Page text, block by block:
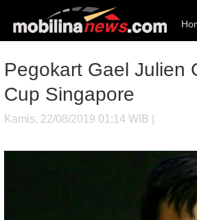
Pegokart Gael Julien
Cup Singapore
Kamis, 22/08/2019 01:14 WIB |